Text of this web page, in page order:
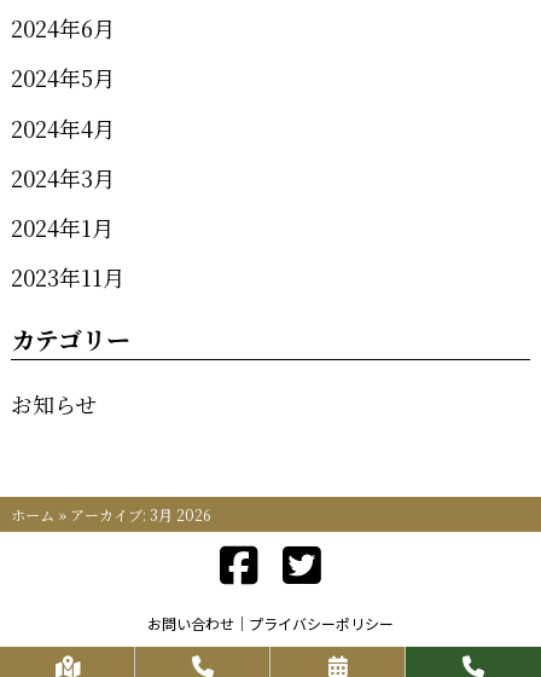
2024年6月
2024年5月
2024年4月
2024年3月
2024年1月
2023年11月
カテゴリー
お知らせ
ホーム » アーカイブ: 3月 2026
お問い合わせ プライバシーポリシー